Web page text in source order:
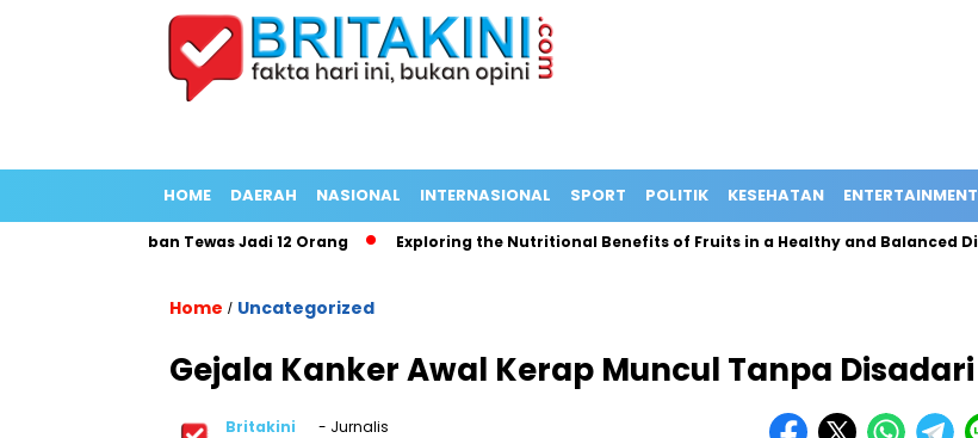
HOME DAERAH NASIONAL INTERNASIONAL SPORT POLITIK KESEHATAN ENTERTAINMENT
Korban Tewas Jadi 12 Orang Exploring the Nutritional Benefits of Fruits in a Healthy and Balanced Diet
Home / Uncategorized
Gejala Kanker Awal Kerap Muncul Tanpa Disadari
Britakini
- Jurnalis